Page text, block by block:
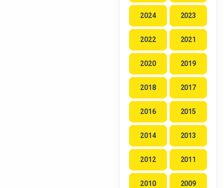
2024 2023
2022 2021
2020 2019
2018 2017
2016 2015
2014 2013
2012 2011
2010 2009